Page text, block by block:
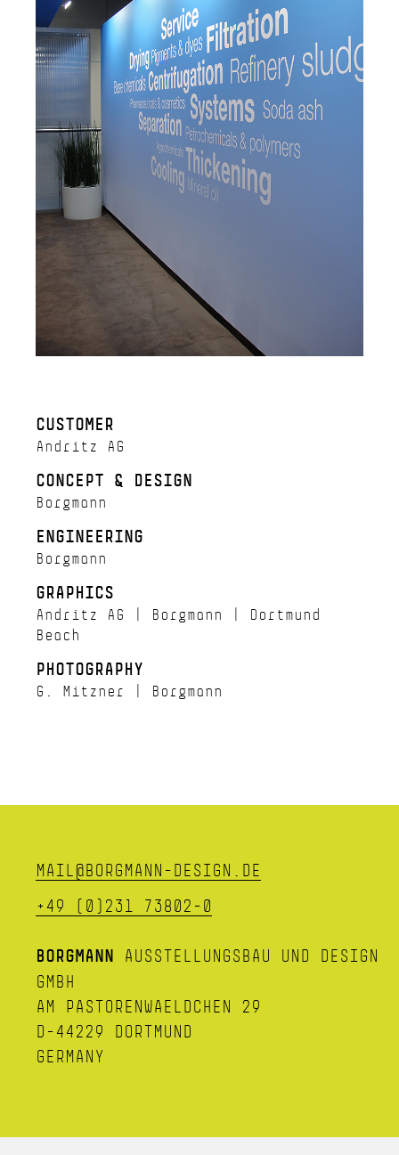
CUSTOMER
Andritz AG
CONCEPT & DESIGN
Borgmann
ENGINEERING
Borgmann
GRAPHICS
Andritz AG | Borgmann | Dortmund
Beach
PHOTOGRAPHY
G. Mitzner | Borgmann
MAIL@BORGMANN-DESIGN.DE
+49 (0)231 73802-0
BORGMANN AUSSTELLUNGSBAU UND DESIGN
GMBH
AM PASTORENWAELDCHEN 29
D-44229 DORTMUND
GERMANY